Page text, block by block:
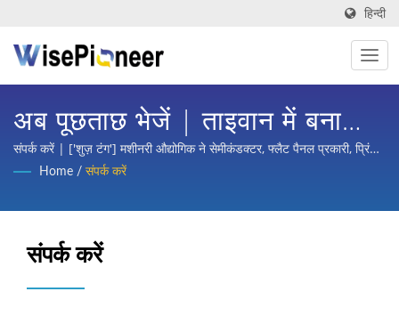
हिन्दी
अब पूछताछ भेजें | ताइवान में बना
बुद्धिमान प्रक्रिया उपकरण | ['शुज़
संपर्क करें | ['शुज़ टंग'] मशीनरी औद्योगिक ने सेमीकंडक्टर, फ्लैट पैनल प्रकारी, प्रिंटेड
सर्किट बोर्ड, बुद्धिमान चिकित्सा छवि, साइकिल के लिए टर्नकी योजना, और ऑटोमोबाइल,
बहुतायत विश्वास और समर्थन जीता है।
Home / संपर्क करें
संपर्क करें